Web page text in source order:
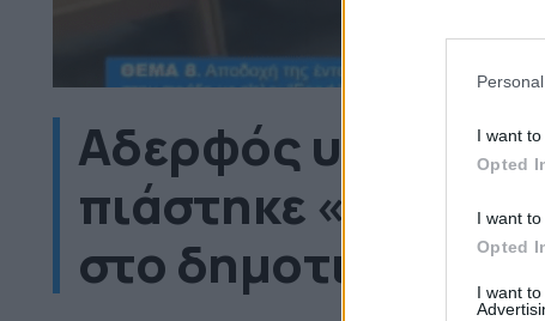
I want
Opted
I want
Opted
I want
Αδερφός
πιάστηκε «στα
στο δημοτικό